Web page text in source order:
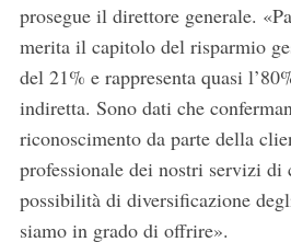
prosegue il direttore generale.
merita il capitolo del risparmio
del 21% e rappresenta quasi
indiretta. Sono dati che
riconoscimento da parte della
professionale dei nostri servizi di
possibilità di diversificazione
siamo in grado di offrire».